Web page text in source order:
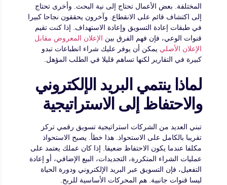
المختلفة. بعض الأعمال تحتاج إلى نية البحث. وأخرى تحتاج
إلى اكتشاف قائم على الانقطاع. وآخرون يحققون نجاحا كبيرا
في طبقات إعادة التسويق وإعادة الاستهداف. إذا كنت تقيم
قنوات الوعي، فإن فهم الفرق بين الإعلان المعروض مقابل
الإعلان الأصلي يمكن أن يوفر عليك شراء انطباعات تبدو
كبيرة في التقارير لكنها تساهم قليلا في الطلب المؤهل.
لماذا ينتمي البريد الإلكتروني
والاحتفاظ إلى الاستراتيجية
تبني العديد من الشركات استراتيجية تسويق رقمي تركز
تقريبا بالكامل على الاستحواذ. هذا خطأ. يصبح الاستحواذ
مكلفا عندما يكون الاحتفاظ ضعيفا. إذا كان عملك يعتمد على
عمليات الشراء المتكررة، التجديدات، البيع الإضافي، أو إعادة
التفعيل، فإن التسويق عبر البريد الإلكتروني ودورة الحياة
ليسا قنوات جانبية. هم المحركات الأساسية للربح.